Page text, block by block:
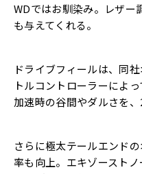
WDではお馴染み。レザー
も与えてくれる。
ドライブフィールは、同
トルコントローラーによ
加速時の谷間やダルさを、
さらに極太テールエンド
率も向上。エキゾースト